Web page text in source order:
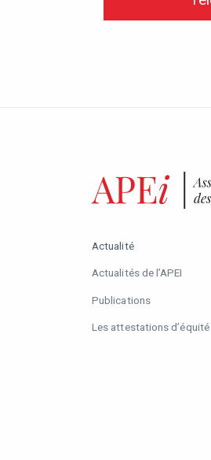
Actualité
Actualités de l’APEI
Publications
Les attestations d’équité